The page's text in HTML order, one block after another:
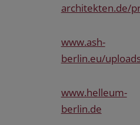
architekten.de/
www.ash-
berlin.eu/
www.helleum-
berlin.de